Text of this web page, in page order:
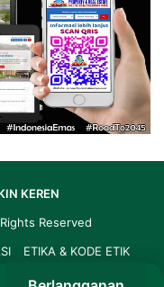
KEREN
Reserved
ETIKA & KODE ETIK